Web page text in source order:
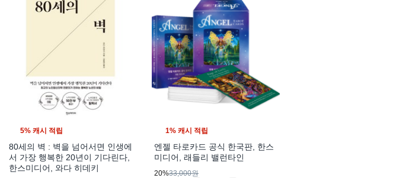
5% 캐시 적립
80세의 벽 : 벽을 넘어서면 인생에
서 가장 행복한 20년이 기다린다,
한스미디어, 와다 히데키
1% 캐시 적립
엔젤 타로카드 공식 한국판, 한스
미디어, 래들리 밸런타인
20%33,000원